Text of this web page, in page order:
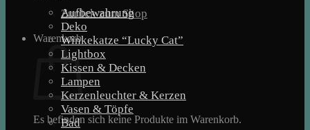
Zurück zum Shop
Warenkorb
Es befinden sich keine Produkte im Warenkorb.
Aufbewahrung
Deko
Winkekatze “Lucky Cat”
Lightbox
Kissen & Decken
Lampen
Kerzenleuchter & Kerzen
Vasen & Töpfe
Bad